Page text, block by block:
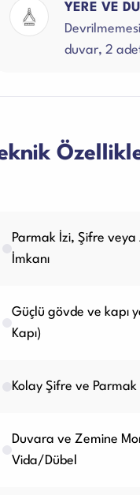
YERE VE
duvar, 2
Parmak İzi, Şifre veya
İmkanı
Güçlü gövde ve kapı
Kapı)
Kolay Şifre ve
Duvara ve Zemine
Vida/Dübel